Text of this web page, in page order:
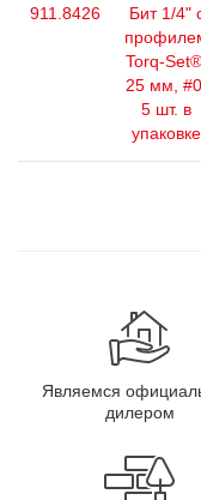
911.8426
Бит 1/4"
Torq-Set®,
25 мм, #0,
5 шт. в
упаковке
Являемся
дилером